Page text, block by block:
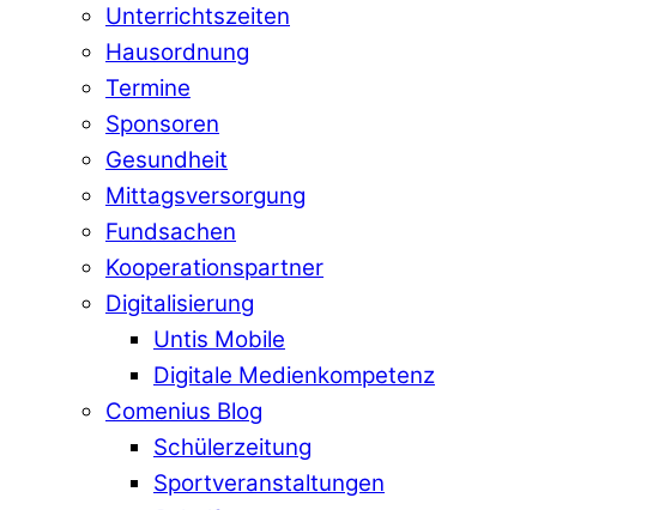
Unterrichtszeiten
Hausordnung
Termine
Sponsoren
Gesundheit
Mittagsversorgung
Fundsachen
Kooperationspartner
Digitalisierung
Untis Mobile
Digitale Medienkompetenz
Comenius Blog
Schülerzeitung
Sportveranstaltungen